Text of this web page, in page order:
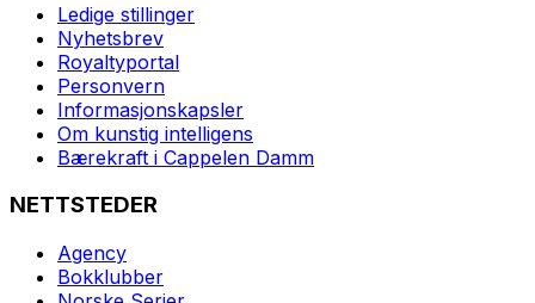
Ledige stillinger
Nyhetsbrev
Royaltyportal
Personvern
Informasjonskapsler
Om kunstig intelligens
Bærekraft i Cappelen Damm
NETTSTEDER
Agency
Bokklubber